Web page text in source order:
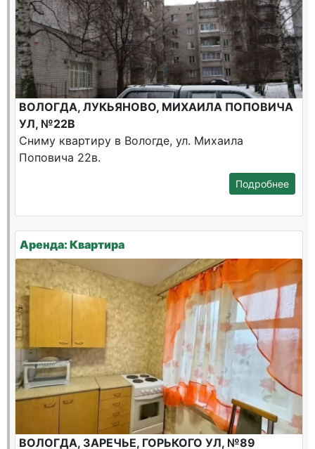
ВОЛОГДА, ЛУКЬЯНОВО, МИХАИЛА ПОПОВИЧА
УЛ, №22В
Сниму квартиру в Вологде, ул. Михаила
Поповича 22в.
Подробнее
Аренда: Квартира
ВОЛОГДА, ЗАРЕЧЬЕ, ГОРЬКОГО УЛ, №89